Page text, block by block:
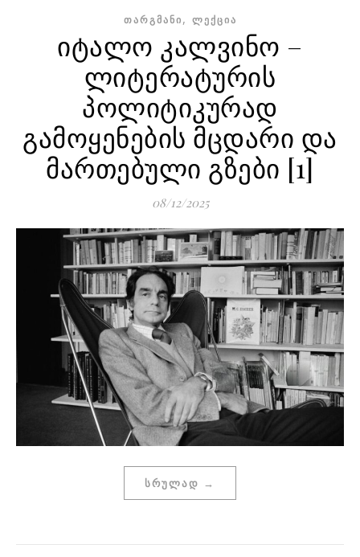
ᲗᲐᲠᲒᲛᲐᲜᲘ, ᲚᲔᲥᲪᲘᲐ
იტალო კალვინო –
ლიტერატურის
პოლიტიკურად
გამოყენების მცდარი და
მართებული გზები [1]
08/12/2025
ᲡᲠᲣᲚᲐᲓ →